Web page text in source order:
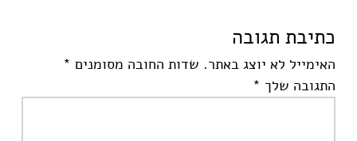
כתיבת תגובה
האימייל לא יוצג באתר. שדות החובה מסומנים *
התגובה שלך *